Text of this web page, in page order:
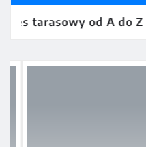
od A do Z –